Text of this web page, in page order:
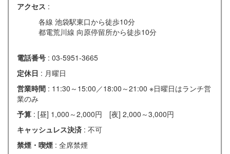
アクセス :
各線 池袋駅東口から徒歩10分
都電荒川線 向原停留所から徒歩10分
電話番号 : 03-5951-3665
定休日 : 月曜日
営業時間 : 11:30～15:00／18:00～21:00 ※日曜日はランチ営
業のみ
予算 : [昼] 1,000～2,000円 [夜] 2,000～3,000円
キャッシュレス決済 : 不可
禁煙・喫煙 : 全席禁煙